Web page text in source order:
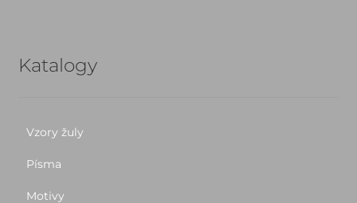
Katalogy
Vzory žuly
Písma
Motivy